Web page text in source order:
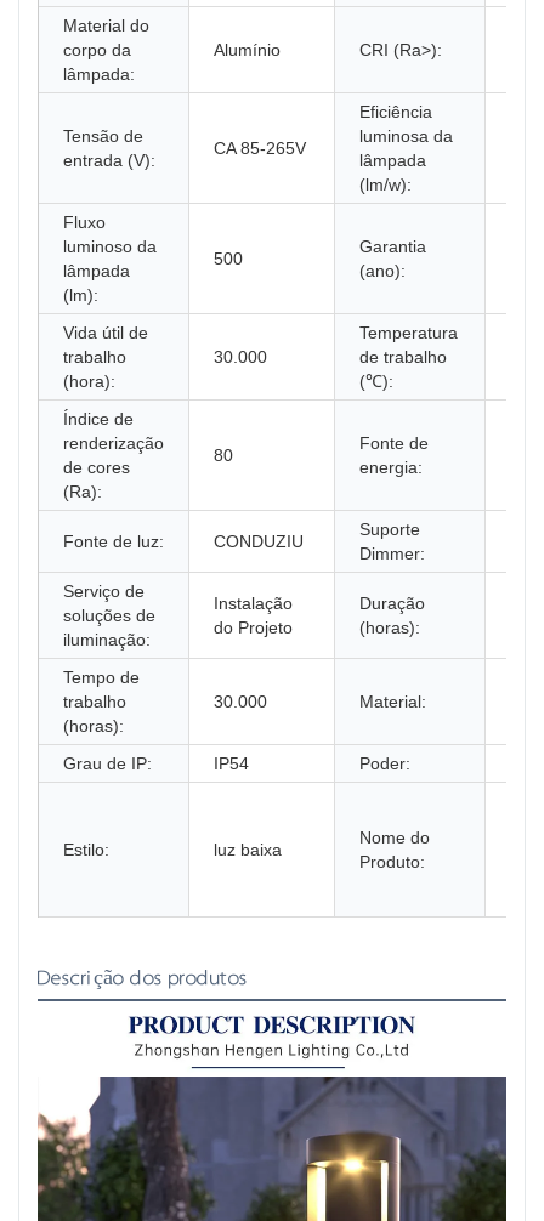
Material do
corpo da
lâmpada:
Alumínio CRI (Ra>):
Tensão de
entrada (V):
CA 85-265V
Eficiência
luminosa da
lâmpada
(lm/w):
Fluxo
luminoso da
lâmpada
(lm):
500
Garantia
(ano):
Vida útil de
trabalho
(hora):
30.000
Temperatura
de trabalho
(℃):
Índice de
renderização
de cores
(Ra):
80
Fonte de
energia:
Fonte de luz: CONDUZIU
Suporte
Dimmer:
Serviço de
soluções de
iluminação:
Instalação
do Projeto
Duração
(horas):
Tempo de
trabalho
(horas):
30.000 Material:
Grau de IP:
IP54 Poder:
Estilo: luz baixa
Nome do
Produto:
Descrição dos produtos